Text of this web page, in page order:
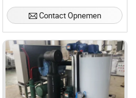
Contact Opnemen